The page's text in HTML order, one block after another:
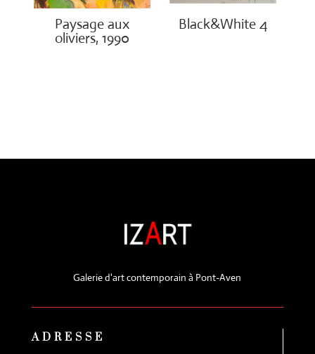
Paysage aux
oliviers, 1990
Black&White 4
Galerie d'art contemporain à Pont-Aven
ADRESSE